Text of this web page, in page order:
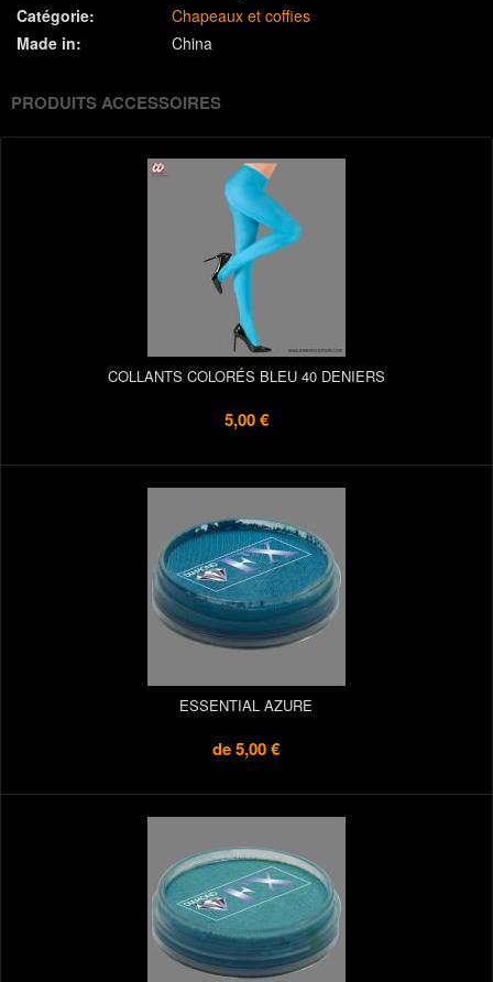
Catégorie:
Chapeaux et coffies
Made in:
China
PRODUITS ACCESSOIRES
COLLANTS COLORÉS BLEU 40 DENIERS
5,00 €
ESSENTIAL AZURE
de5,00 €